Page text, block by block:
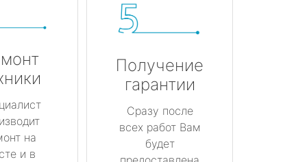
на
и в
Получение
гарантии
Сразу после
всех работ Вам
будет